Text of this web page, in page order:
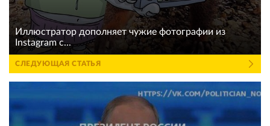
Иллюстратор дополняет чужие фотографии из
Instagram с...
СЛЕДУЮЩАЯ СТАТЬЯ